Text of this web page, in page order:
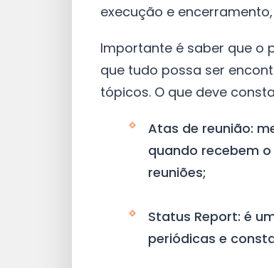
execução e
Importante é saber que o
que tudo possa ser
tópicos. O que deve
Atas de reunião:
quando recebem
reuniões;
Status Report: é
periódicas e